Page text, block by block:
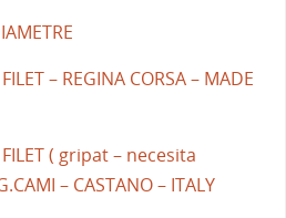
– REGINA CORSA – MADE
( gripat – necesita
– CASTANO – ITALY